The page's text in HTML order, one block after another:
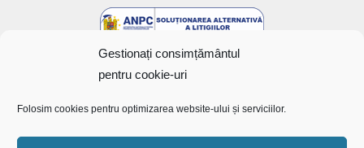
Gestionați consimțământul
pentru cookie-uri
Folosim cookies pentru optimizarea website-ului și serviciilor.